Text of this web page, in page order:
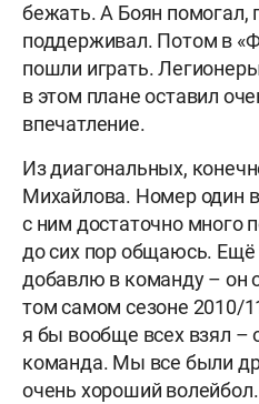
бежать. А Боян помогал,
поддерживал. Потом в
пошли играть.
в этом плане оставил
впечатление.
Из диагональных,
Михайлова. Номер один
с ним достаточно много
до сих пор общаюсь.
добавлю в команду – он
том самом сезоне 2010/
я бы вообще всех взял –
команда. Мы все были
очень хороший волейбол.